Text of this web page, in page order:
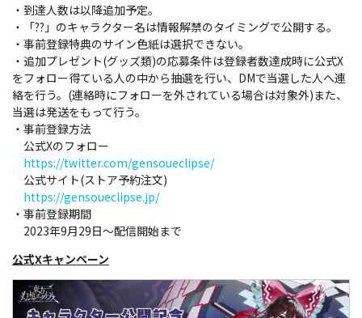
・到達人数は以降追加予定。
・「??」のキャラクター名は情報解禁のタイミングで公開する。
・事前登録特典のサイン色紙は選択できない。
・追加プレゼント(グッズ類)の応募条件は登録者数達成時に公式X
をフォロー得ている人の中から抽選を行い、DMで当選した人へ連
絡を行う。(連絡時にフォローを外されている場合は対象外)また、
当選は発送をもって行う。
・事前登録方法
公式Xのフォロー
https://twitter.com/gensoueclipse/
公式サイト(ストア予約注文)
https://gensoueclipse.jp/
・事前登録期間
2023年9月29日～配信開始まで
公式Xキャンペーン